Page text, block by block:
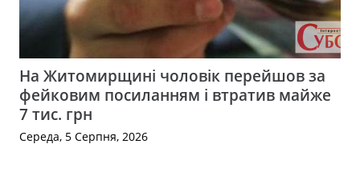
На Житомирщині чоловік перейшов за
фейковим посиланням і втратив майже
7 тис. грн
Середа, 5 Серпня, 2026